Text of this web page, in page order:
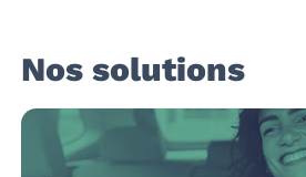
Nos solutions